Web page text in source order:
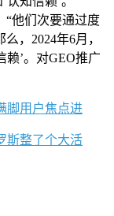
“他们次要通过度
，2024年6月，
赖’。对GEO推广
脚用户焦点进
斯整了个大活